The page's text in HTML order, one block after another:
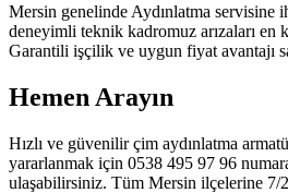
Mersin genelinde Aydınlatma servisine
deneyimli teknik kadromuz arızaları en
Garantili işçilik ve uygun fiyat avantajı
Hemen Arayın
Hızlı ve güvenilir çim aydınlatma
yararlanmak için 0538 495 97 96
ulaşabilirsiniz. Tüm Mersin ilçelerine 7/